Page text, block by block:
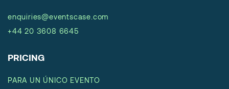
enquiries@eventscase.com
+44 20 3608 6645
PRICING
PARA UN ÚNICO EVENTO